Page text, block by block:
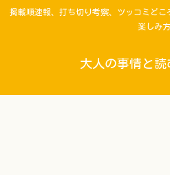
掲載順速報、打ち切り考察、ツッコミど
楽しみ方
大人の事情と